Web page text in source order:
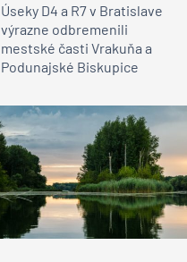
Úseky D4 a R7 v Bratislave
výrazne odbremenili
mestské časti Vrakuňa a
Podunajské Biskupice